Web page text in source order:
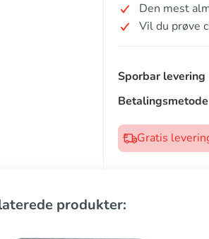
Den mest
Vil du prøve
Sporbar levering
Betalingsmetode
Gratis
produkter: